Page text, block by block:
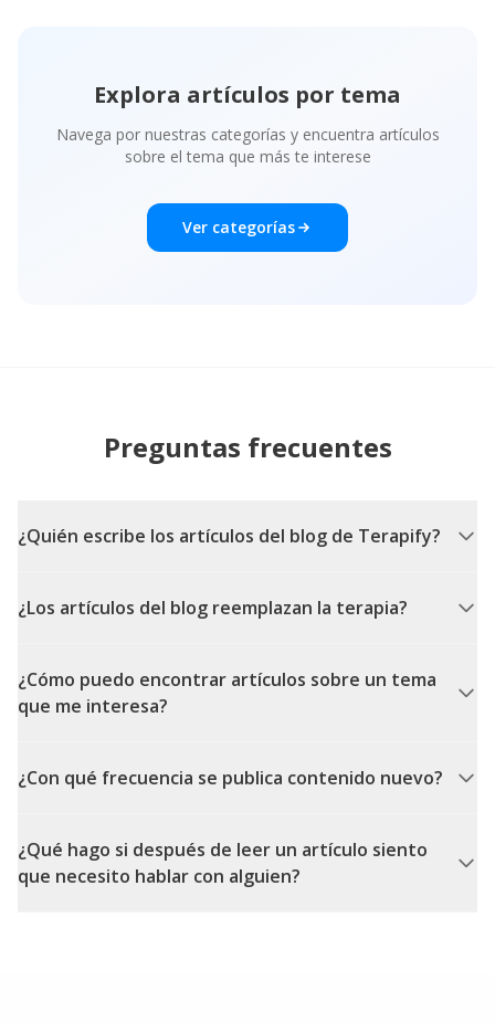
Explora artículos por tema
Navega por nuestras categorías y encuentra artículos
sobre el tema que más te interese
Ver categorías
Preguntas frecuentes
¿Quién escribe los artículos del blog de Terapify?
¿Los artículos del blog reemplazan la terapia?
¿Cómo puedo encontrar artículos sobre un tema
que me interesa?
¿Con qué frecuencia se publica contenido nuevo?
¿Qué hago si después de leer un artículo siento
que necesito hablar con alguien?